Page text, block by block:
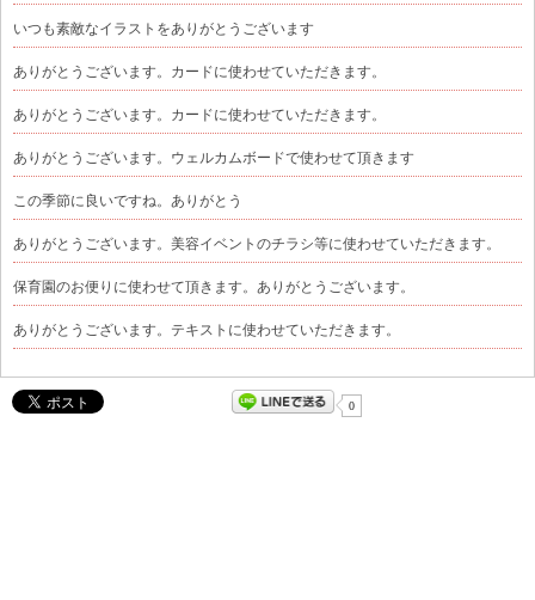
いつも素敵なイラストをありがとうございます
ありがとうございます。カードに使わせていただきます。
ありがとうございます。カードに使わせていただきます。
ありがとうございます。ウェルカムボードで使わせて頂きます
この季節に良いですね。ありがとう
ありがとうございます。美容イベントのチラシ等に使わせていただきます。
保育園のお便りに使わせて頂きます。ありがとうございます。
ありがとうございます。テキストに使わせていただきます。
0